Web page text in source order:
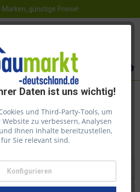
günstige Preise!
Daten ist uns wichtig!
und Third-Party-Tools, um
zu verbessern, Analysen
Ihnen Inhalte bereitzustellen,
Sie relevant sind.
Konfigurieren
wurden15Artikel
gefunden!